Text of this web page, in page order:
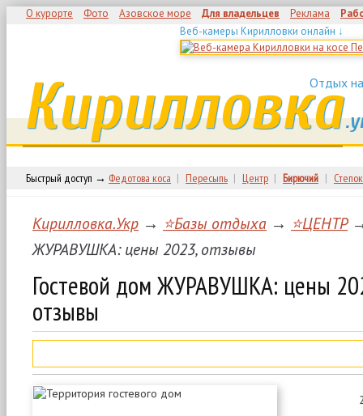
О курорте Фото Азовское море Для владельцев Реклама
Веб-камеры Кирилловки онлайн ↓
Отдых
Кирилловка
Быстрый доступ → Федотова коса | Пересыпь | Центр | Бирючий | Степок
Кирилловка.Укр → ⭐Базы отдыха → ⭐ЦЕНТР→
ЖУРАВУШКА: цены 2023, отзывы
Гостевой дом ЖУРАВУШКА: цены
отзывы